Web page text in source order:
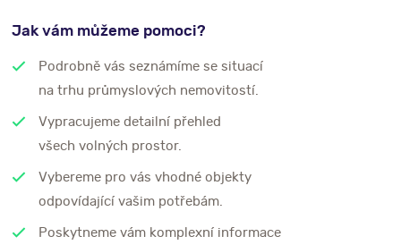
Jak vám můžeme pomoci?
Podrobně vás seznámíme se situací
na trhu průmyslových nemovitostí.
Vypracujeme detailní přehled
všech volných prostor.
Vybereme pro vás vhodné objekty
odpovídající vašim potřebám.
Poskytneme vám komplexní informace